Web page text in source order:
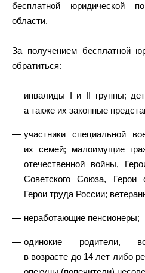
бесплатной юридической
области.
За получением бесплатной
обратиться:
инвалиды I и II группы;
а также их законные
участники специальной
их семей; малоимущие
отечественной войны,
Советского Союза, Герои
Герои труда России;
неработающие пенсионеры;
одинокие родители,
в возрасте до 14 лет либо